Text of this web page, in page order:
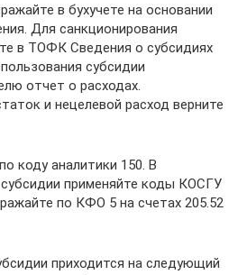
в бухучете на основании
Для санкционирования
в ТОФК Сведения о субсидиях
субсидии
отчет о расходах.
и нецелевой расход верните
коду аналитики 150. В
применяйте коды КОСГУ
по КФО 5 на счетах 205.52
приходится на следующий